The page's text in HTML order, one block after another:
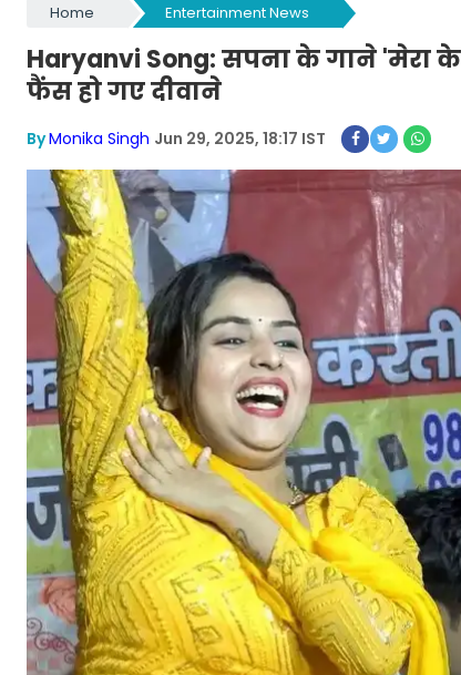
Home Entertainment News
Haryanvi Song: सपना के गाने 'मेरा
फैंस हो गए दीवाने
ByMonika Singh Jun 29, 2025, 18:17 IST